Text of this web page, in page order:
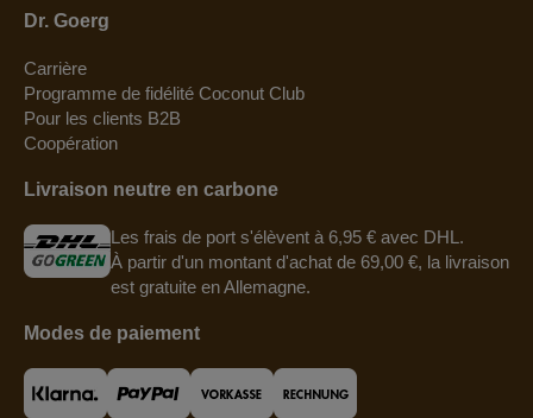
Dr. Goerg
Carrière
Programme de fidélité Coconut Club
Pour les clients B2B
Coopération
Livraison neutre en carbone
Les frais de port s'élèvent à 6,95 € avec DHL.
À partir d'un montant d'achat de 69,00 €, la livraison
est gratuite en Allemagne.
Modes de paiement